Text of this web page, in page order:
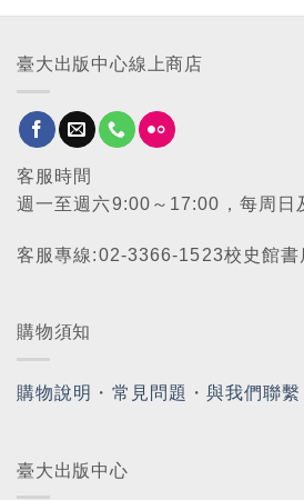
臺大出版中心線上商店
客服時間
週一至週六9:00～17:00，每周日
客服專線:02-3366-1523校史館書
購物須知
購物說明 ・ 常見問題 ・與我們聯繫
臺大出版中心